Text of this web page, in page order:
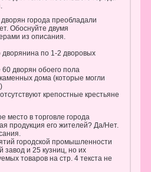
города преобладали
Обоснуйте двумя
из описания.
дворянина по 1-2 дворовых
дворян обоего пола
дома (которые могли
крепостные крестьяне
место в торговле города
продукция его жителей? Да/Нет.
городской промышленности
и 25 кузниц, но их
товаров на стр. 4 текста не